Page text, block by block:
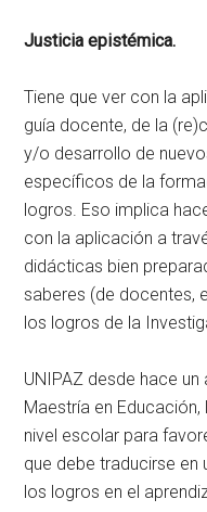
Justicia epistémica.
Tiene que ver con la
guía docente, de la
y/o desarrollo de
específicos de la
logros. Eso implica
con la aplicación a
didácticas bien
saberes (de docentes,
los logros de la
UNIPAZ desde hace
Maestría en
nivel escolar para
que debe traducirse en
los logros en el